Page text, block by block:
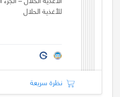
للأغذية الحلال
نظرة سريعة